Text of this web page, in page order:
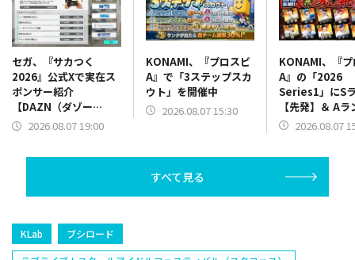
セガ、『サカつく
2026』公式Xで実在ス
ポンサー紹介
【DAZN（ダゾー
ン）】篇をポスト
2026.08.07 19:00
KONAMI、『プロスピ
A』で「3ステップスカ
ウト」を開催中
2026.08.07 15:30
KONAMI、『
A』の「2026
Series1」にS
【先発】＆ Aラ
【野手】新登
塁手)、持丸泰
捕手)など
2026.08.07
すべて見る
KLab
ブシロード